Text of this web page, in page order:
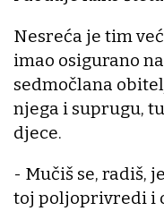
Nesreća je tim
imao osigurano
sedmočlana
njega i suprugu,
djece.
- Mučiš se, radiš,
toj poljoprivredi i